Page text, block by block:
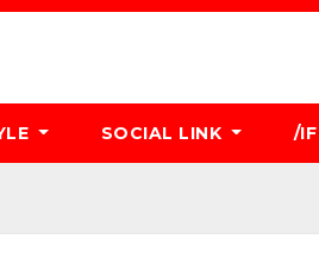
SOCIAL LINK /IF